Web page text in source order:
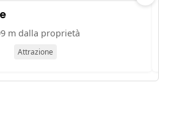
m dalla proprietà
Attrazione